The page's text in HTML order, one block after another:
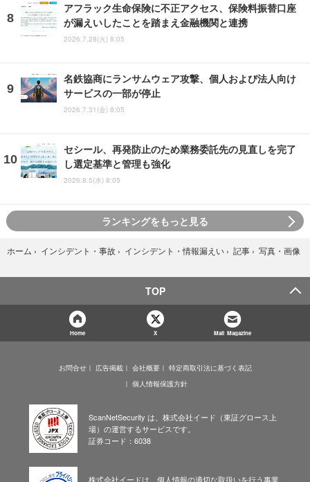
アフラック生命保険に不正アクセス、保険料振替口座
が漏えいしたことを踏まえ金融機関と連携
2026.7.28(火) 8:05
名鉄協商にランサムウェア攻撃、個人および法人向け
サービスの一部が停止
2026.7.31(金) 8:05
セシール、再発防止のため業務委託先の見直しを完了
し選定基準と管理も強化
2026.8.5(水) 8:05
ランキングをもっと見る
ホーム › インシデント・事故 › インシデント・情報漏えい › 記事 › 写真・画像
TOP
Home X Mail Magazine
お問合せ 広告掲載 会社概要
特定商取引法に基づく表記
個人情報保護方針
ScanNetSecurity は、株式会社イード（東証グロース上
場）の運営するサービスです。
証券コード：6038
株式会社イードは、個人情報の適切な取扱いを行う事業